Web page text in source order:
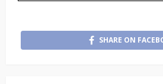
SHARE ON